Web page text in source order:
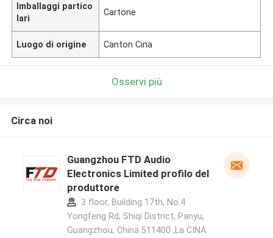
Imballaggi partico
lari
Cartone
Luogo di origine Canton Cina
Osservi più
Circa noi
Guangzhou FTD Audio
Electronics Limited profilo del
produttore
3 floor, Building 17th, No.4
Yongfeng Rd, Shiqi District, Panyu,
Guangzhou, China 511400 ,La CINA